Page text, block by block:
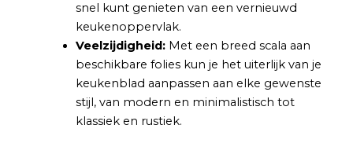
snel kunt genieten van een vernieuwd
keukenoppervlak.
Veelzijdigheid:Met een breed scala aan
beschikbare folies kun je het uiterlijk van je
keukenblad aanpassen aan elke gewenste
stijl, van modern en minimalistisch tot
klassiek en rustiek.